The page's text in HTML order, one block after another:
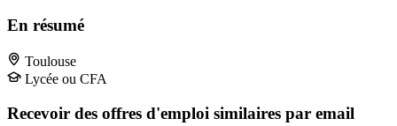
En résumé
Toulouse
Lycée ou CFA
Recevoir des offres d'emploi similaires par email